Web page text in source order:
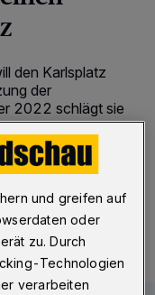
den Karlsplatz
der
2022 schlägt sie
und greifen auf
oder
zu. Durch
Technologien
verarbeiten